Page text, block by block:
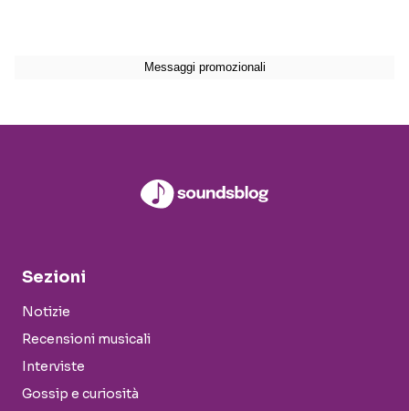
Sezioni
Notizie
Recensioni musicali
Interviste
Gossip e curiosità